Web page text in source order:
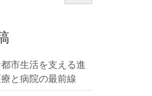
市生活を支える進
と病院の最前線